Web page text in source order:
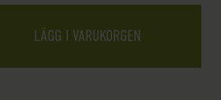
LÄGG I VARUKORGEN